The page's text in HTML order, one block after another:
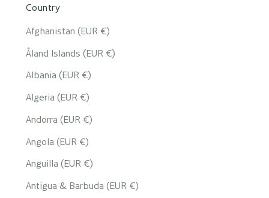
Country
Afghanistan (EUR €)
Åland Islands (EUR €)
Albania (EUR €)
Algeria (EUR €)
Andorra (EUR €)
Angola (EUR €)
Anguilla (EUR €)
Antigua & Barbuda (EUR €)